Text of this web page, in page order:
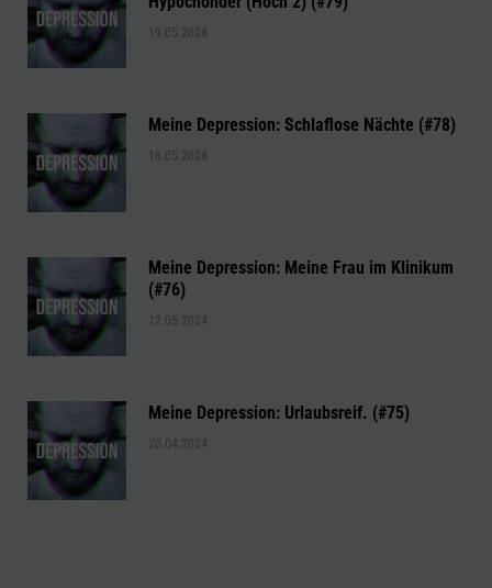
19.05.2024
Meine Depression: Schlaflose Nächte (#78)
16.05.2024
Meine Depression: Meine Frau im Klinikum
(#76)
12.05.2024
Meine Depression: Urlaubsreif. (#75)
20.04.2024